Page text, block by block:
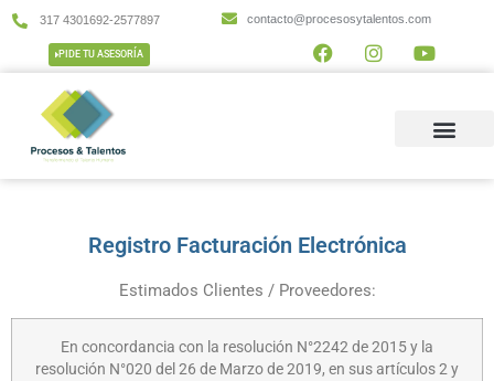
317 4301692-2577897 contacto@procesosytalentos.com
PIDE TU ASESORÍA
Registro Facturación Electrónica
Estimados Clientes / Proveedores:
En concordancia con la resolución N°2242 de 2015 y la
resolución N°020 del 26 de Marzo de 2019, en sus artículos 2 y